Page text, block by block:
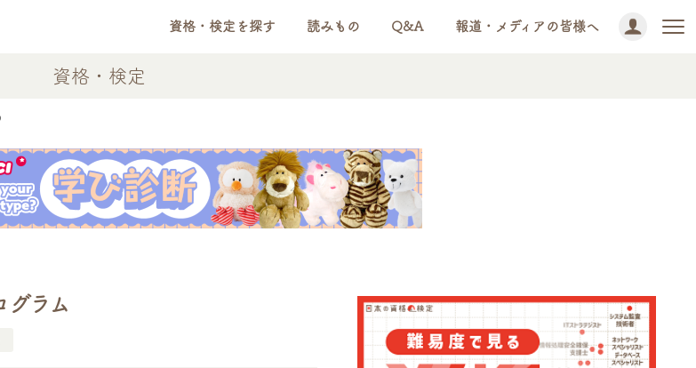
資格・検定を探す 読みもの Q&A 報道・メディアの皆様へ
資格・検定
ラム